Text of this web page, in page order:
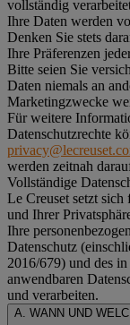
vollständig
Ihre Daten werden
Denken Sie stets
Ihre Präferenzen
Bitte seien Sie
Daten niemals an
Marketingzwecke
Für weitere
Datenschutzrechte
werden zeitnah
Vollständige
Le Creuset setzt sich
und Ihrer
Ihre
Datenschutz
2016/679) und des
anwendbaren
und verarbeiten.
A. WANN UND